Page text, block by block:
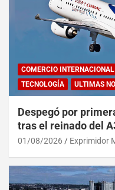
COMERCIO INTERNACIONAL
TECNOLOGÍA
ULTIMAS
Despegó por
tras el reinado del
01/08/2026 Exprimidor